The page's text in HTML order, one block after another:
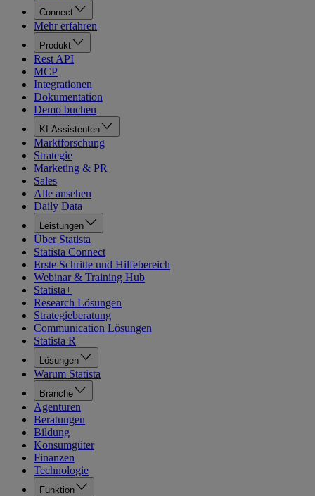
Connect
Mehr erfahren
Produkt
Rest API
MCP
Integrationen
Dokumentation
Demo buchen
KI-Assistenten
Marktforschung
Strategie
Marketing & PR
Sales
Alle ansehen
Daily Data
Leistungen
Über Statista
Statista Connect
Erste Schritte und Hilfebereich
Webinar & Training Hub
Statista+
Research Lösungen
Strategieberatung
Communication Lösungen
Statista R
Lösungen
Warum Statista
Branche
Agenturen
Beratungen
Bildung
Konsumgüter
Finanzen
Technologie
Funktion